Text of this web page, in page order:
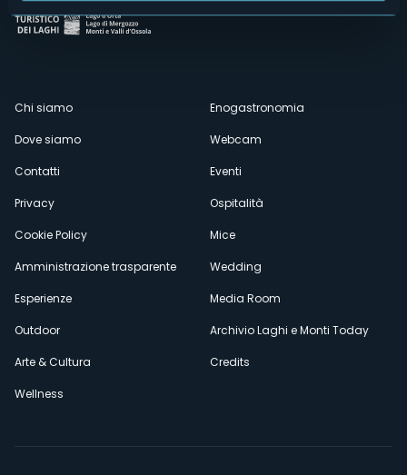
Menù
secondario
Chi siamo
Dove siamo
Contatti
Privacy
Cookie Policy
Amministrazione trasparente
Esperienze
Outdoor
Arte & Cultura
Wellness
Enogastronomia
Webcam
Eventi
Ospitalità
Mice
Wedding
Media Room
Archivio Laghi e Monti Today
Credits